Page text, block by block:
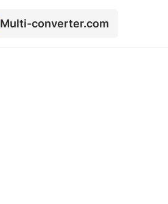
Multi-converter.com